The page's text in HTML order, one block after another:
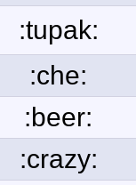
:tupak:
:che:
:beer:
:crazy: